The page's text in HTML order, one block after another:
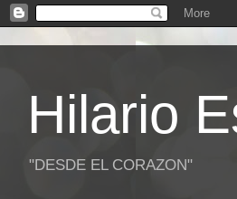
Hilario
"DESDE EL CORAZON"